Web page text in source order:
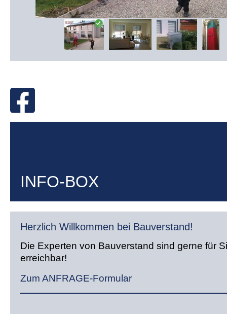
INFO-BOX
Herzlich Willkommen bei Bauverstand!
Die Experten von Bauverstand sind gerne für
erreichbar!
Zum ANFRAGE-Formular